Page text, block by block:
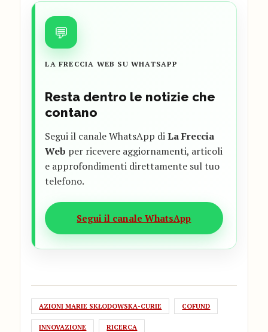
💬
LA FRECCIA WEB SU WHATSAPP
Resta dentro le notizie che
contano
Segui il canale WhatsApp diLa Freccia
Web per ricevere aggiornamenti, articoli
e approfondimenti direttamente sul tuo
telefono.
Segui il canale WhatsApp
AZIONI MARIE SKŁODOWSKA-CURIE COFUND
INNOVAZIONE RICERCA